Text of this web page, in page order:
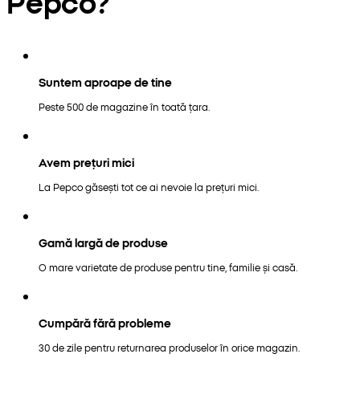
Suntem aproape de tine
Peste 500 de magazine în toată țara.
Avem prețuri mici
La Pepco găsești tot ce ai nevoie la prețuri mici.
Gamă largă de produse
O mare varietate de produse pentru tine, familie și casă.
Cumpără fără probleme
30 de zile pentru returnarea produselor în orice magazin.